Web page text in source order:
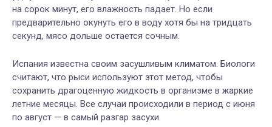
на сорок минут, его влажность падает. Но если
предварительно окунуть его в воду хотя бы на тридцать
секунд, мясо дольше остается сочным.
Испания известна своим засушливым климатом. Биологи
считают, что рыси используют этот метод, чтобы
сохранить драгоценную жидкость в организме в жаркие
летние месяцы. Все случаи происходили в период с июня
по август — в самый разгар засухи.